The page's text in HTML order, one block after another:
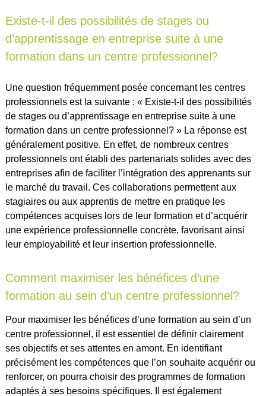
Existe-t-il des possibilités de stages ou
d’apprentissage en entreprise suite à une
formation dans un centre professionnel?
Une question fréquemment posée concernant les centres
professionnels est la suivante : « Existe-t-il des possibilités
de stages ou d’apprentissage en entreprise suite à une
formation dans un centre professionnel? » La réponse est
généralement positive. En effet, de nombreux centres
professionnels ont établi des partenariats solides avec des
entreprises afin de faciliter l’intégration des apprenants sur
le marché du travail. Ces collaborations permettent aux
stagiaires ou aux apprentis de mettre en pratique les
compétences acquises lors de leur formation et d’acquérir
une expérience professionnelle concrète, favorisant ainsi
leur employabilité et leur insertion professionnelle.
Comment maximiser les bénéfices d’une
formation au sein d’un centre professionnel?
Pour maximiser les bénéfices d’une formation au sein d’un
centre professionnel, il est essentiel de définir clairement
ses objectifs et ses attentes en amont. En identifiant
précisément les compétences que l’on souhaite acquérir ou
renforcer, on pourra choisir des programmes de formation
adaptés à ses besoins spécifiques. Il est également